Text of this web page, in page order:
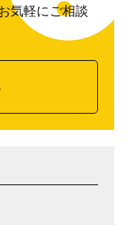
気軽にご相談